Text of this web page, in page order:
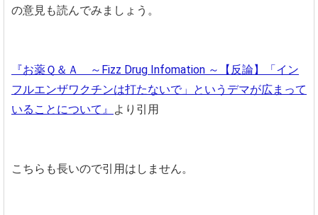
の意見も読んでみましょう。
『お薬Ｑ＆Ａ ～Fizz Drug Infomation ～【反論】「イン
フルエンザワクチンは打たないで」というデマが広まって
いることについて』 より引用
こちらも長いので引用はしません。